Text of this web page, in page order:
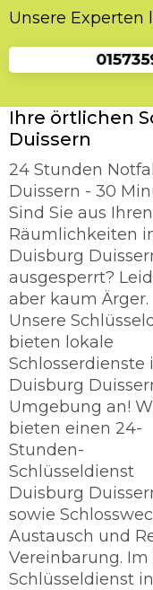
Unsere Experten
Ihre örtlichen
Duissern
24 Stunden
Duissern - 30
Sind Sie aus Ihren
Räumlichkeiten
Duisburg
ausgesperrt?
aber kaum Ärger.
Unsere
bieten lokale
Schlosserdienste
Duisburg
Umgebung an!
bieten einen 24-
Stunden-
Schlüsseldienst
Duisburg
sowie
Austausch und
Vereinbarung.
Schlüsseldienst